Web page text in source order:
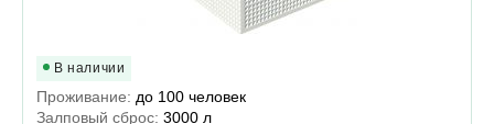
В наличии
Проживание: до 100 человек
Залповый сброс: 3000 л